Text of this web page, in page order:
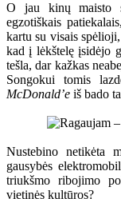
O jau kinų maisto
egzotiškais
kartu su visais
kad į lėkštelę įsidėjo
tešla, dar kažkas
Songokui tomis
McDonald’e iš bado
Nustebino netikėta
gausybės
triukšmo ribojimo
vietinės kultūros?